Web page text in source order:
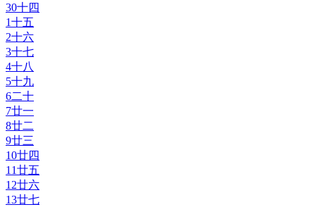
30十四
1十五
2十六
3十七
4十八
5十九
6二十
7廿一
8廿二
9廿三
10廿四
11廿五
12廿六
13廿七